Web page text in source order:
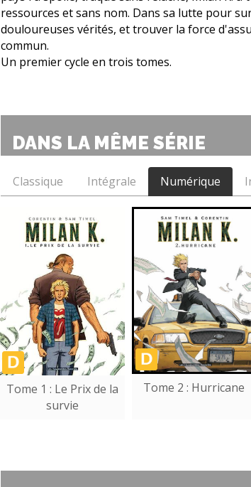
ressources et sans nom. Dans sa lutte pour
douloureuses vérités, et trouver la force
commun.
Un premier cycle en trois tomes.
DANS LA MÊME SÉRIE
Classique Intégrale Numérique
Tome 1 : Le Prix de la
survie
Tome 2 : Hurricane